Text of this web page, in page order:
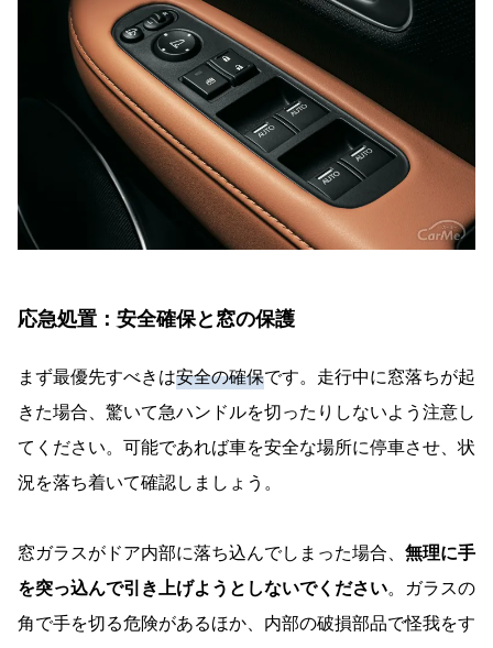
応急処置：安全確保と窓の保護
まず最優先すべきは安全の確保です。走行中に窓落ちが起
きた場合、驚いて急ハンドルを切ったりしないよう注意し
てください。可能であれば車を安全な場所に停車させ、状
況を落ち着いて確認しましょう。
窓ガラスがドア内部に落ち込んでしまった場合、 無理に手
を突っ込んで引き上げようとしないでください。ガラスの
角で手を切る危険があるほか、内部の破損部品で怪我をす